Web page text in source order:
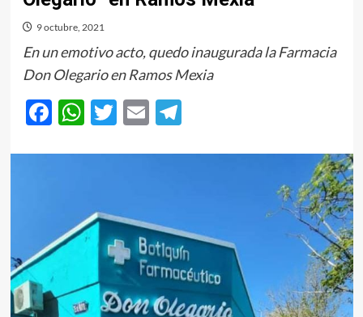
9 octubre, 2021
En un emotivo acto, quedo inaugurada la Farmacia
Don Olegario en Ramos Mexia
Facebook
WhatsApp
Twitter
EmailTelegram